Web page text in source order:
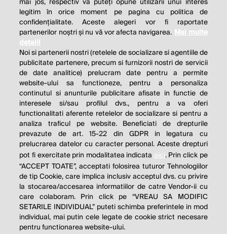
legitim în orice moment pe pagina cu politica de
confidențialitate. Aceste alegeri vor fi raportate
partenerilor noștri și nu vă vor afecta navigarea. Mai multe
detalii
Noi si partenerii nostri (retelele de socializare si agentiile de
publicitate partenere, precum si furnizorii nostri de servicii
de date analitice) prelucram date pentru a permite
website-ului sa functioneze, pentru a personaliza
continutul si anunturile publicitare afisate in functie de
interesele si/sau profilul dvs., pentru a va oferi
functionalitati aferente retelelor de socializare si pentru a
analiza traficul pe website. Beneficiati de drepturile
prevazute de art. 15-22 din GDPR in legatura cu
prelucrarea datelor cu caracter personal. Aceste drepturi
pot fi exercitate prin modalitatea indicata aici. Prin click pe
“ACCEPT TOATE”, acceptati folosirea tuturor Tehnologiilor
de tip Cookie, care implica inclusiv acceptul dvs. cu privire
la stocarea/accesarea informatiilor de catre Vendor-ii cu
care colaboram. Prin click pe “VREAU SA MODIFIC
SETARILE INDIVIDUAL” puteti schimba preferintele in mod
individual, mai putin cele legate de cookie strict necesare
pentru functionarea website-ului.